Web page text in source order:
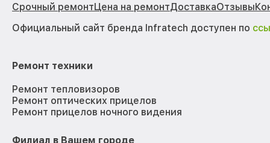
Срочный ремонтЦена на ремонтДоставкаОтзывы
Официальный сайт бренда Infratech доступен по
Ремонт техники
Ремонт тепловизоров
Ремонт оптических прицелов
Ремонт прицелов ночного видения
Филиал в Вашем городе